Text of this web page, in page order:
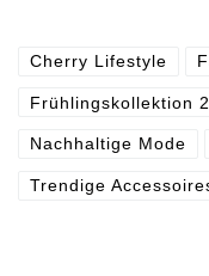
Cherry Lifestyle
Frühlingskollektion
Nachhaltige Mode
Trendige